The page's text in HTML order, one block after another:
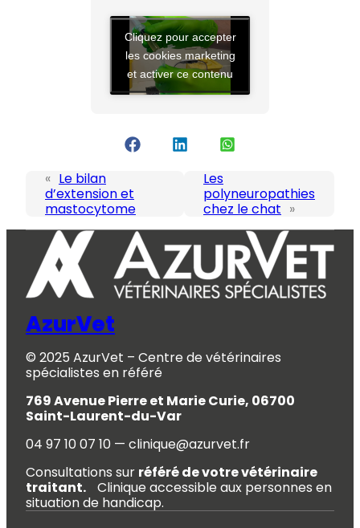
Cliquez pour accepter
les cookies marketing
et activer ce contenu
« Le bilan
d’extension et
mastocytome
Les
polyneuropathies
chez le chat »
AzurVet
© 2025 AzurVet – Centre de vétérinaires
spécialistes en référé
769 Avenue Pierre et Marie Curie, 06700
Saint-Laurent-du-Var
04 97 10 07 10 — clinique@azurvet.fr
Consultations sur référé de votre vétérinaire
traitant. Clinique accessible aux personnes en
situation de handicap.